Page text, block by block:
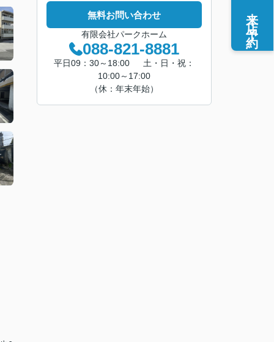
無料お問い合わせ
有限会社パークホーム
088-821-8881
平日09：30～18:00 土・日・祝：
10:00～17:00
（休：年末年始）
来店予約